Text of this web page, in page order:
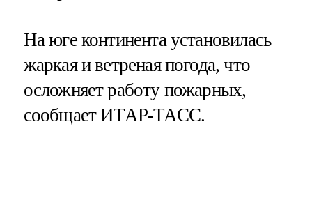
На юге континента установилась
жаркая и ветреная погода, что
осложняет работу пожарных,
сообщает ИТАР-ТАСС.